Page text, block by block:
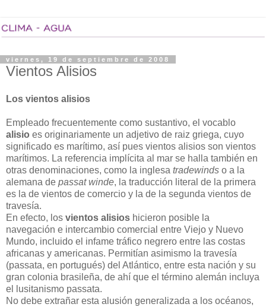
viernes, 19 de septiembre de 2008
Vientos Alisios
Los vientos alisios
Empleado frecuentemente como sustantivo, el vocablo
alisio es originariamente un adjetivo de raiz griega, cuyo
significado es marítimo, así pues vientos alisios son vientos
marítimos. La referencia implícita al mar se halla también en
otras denominaciones, como la inglesa tradewinds o a la
alemana de passat winde, la traducción literal de la primera
es la de vientos de comercio y la de la segunda vientos de
travesía.
En efecto, los vientos alisios hicieron posible la
navegación e intercambio comercial entre Viejo y Nuevo
Mundo, incluido el infame tráfico negrero entre las costas
africanas y americanas. Permitían asimismo la travesía
(passata, en portugués) del Atlántico, entre esta nación y su
gran colonia brasileña, de ahí que el término alemán incluya
el lusitanismo passata.
No debe extrañar esta alusión generalizada a los océanos,